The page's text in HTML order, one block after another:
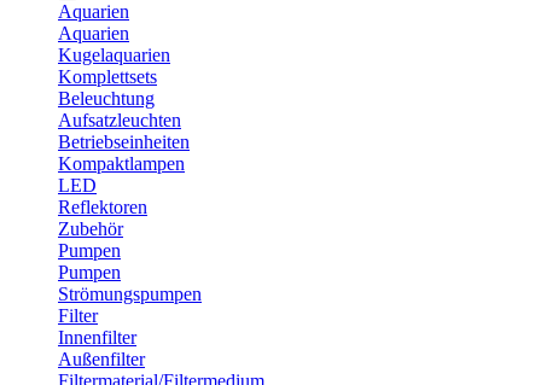
Aquarien
Aquarien
Kugelaquarien
Komplettsets
Beleuchtung
Aufsatzleuchten
Betriebseinheiten
Kompaktlampen
LED
Reflektoren
Zubehör
Pumpen
Pumpen
Strömungspumpen
Filter
Innenfilter
Außenfilter
Filtermaterial/Filtermedium